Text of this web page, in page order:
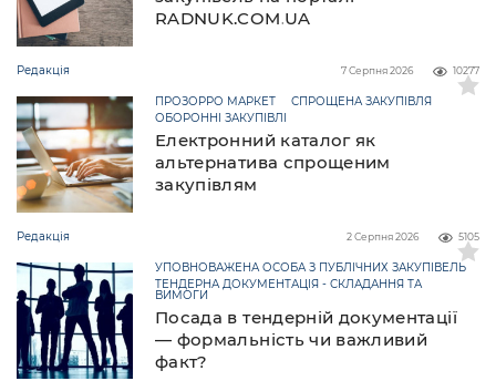
RADNUK.COM.UA
Редакція 10277
7 Серпня 2026
Електронний каталог як
альтернатива спрощеним
закупівлям
ПРОЗОРРО МАРКЕТ
СПРОЩЕНА ЗАКУПІВЛЯ
ОБОРОННІ ЗАКУПІВЛІ
Редакція 5105
2 Серпня 2026
Посада в тендерній документації
— формальність чи важливий
факт?
УПОВНОВАЖЕНА ОСОБА З ПУБЛІЧНИХ ЗАКУПІВЕЛЬ
ТЕНДЕРНА ДОКУМЕНТАЦІЯ - СКЛАДАННЯ ТА
ВИМОГИ